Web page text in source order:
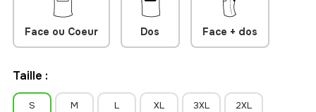
Face ou Coeur Dos Face + dos
Taille :
S M L XL 3XL 2XL